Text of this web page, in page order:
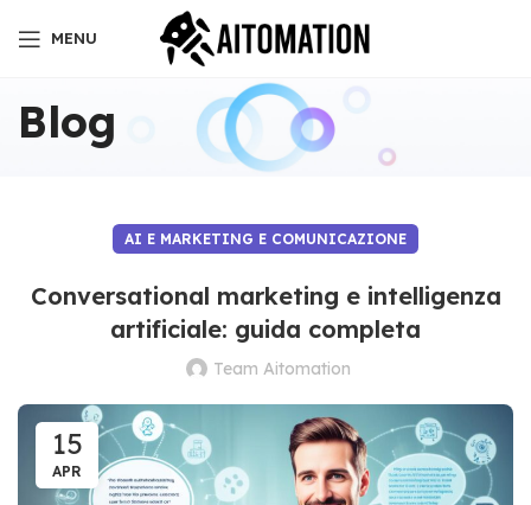
MENU
Blog
AI E MARKETING E COMUNICAZIONE
Conversational marketing e intelligenza
artificiale: guida completa
Team Aitomation
15
APR